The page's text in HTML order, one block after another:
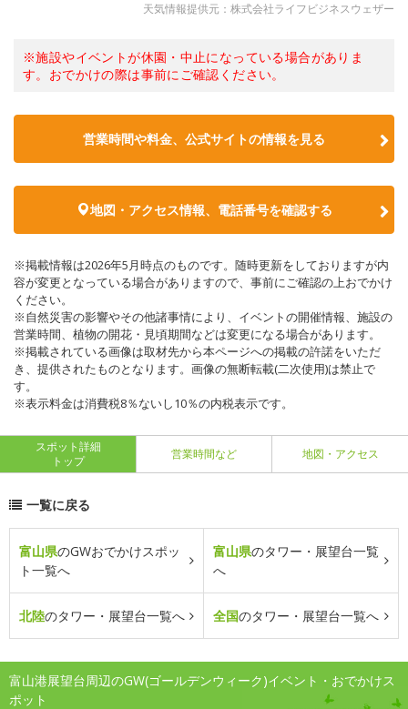
天気情報提供元：株式会社ライフビジネスウェザー
※施設やイベントが休園・中止になっている場合がありま
す。おでかけの際は事前にご確認ください。
営業時間や料金、公式サイトの情報を見る
地図・アクセス情報、電話番号を確認する
※掲載情報は2026年5月時点のものです。随時更新をしておりますが内
容が変更となっている場合がありますので、事前にご確認の上おでかけ
ください。
※自然災害の影響やその他諸事情により、イベントの開催情報、施設の
営業時間、植物の開花・見頃期間などは変更になる場合があります。
※掲載されている画像は取材先から本ページへの掲載の許諾をいただ
き、提供されたものとなります。画像の無断転載(二次使用)は禁止で
す。
※表示料金は消費税8％ないし10％の内税表示です。
スポット詳細
トップ
営業時間など 地図・アクセス
一覧に戻る
富山県のGWおでかけスポッ
ト一覧へ
富山県のタワー・展望台一覧
へ
北陸のタワー・展望台一覧へ 全国のタワー・展望台一覧へ
富山港展望台周辺のGW(ゴールデンウィーク)イベント・おでかけス
ポット